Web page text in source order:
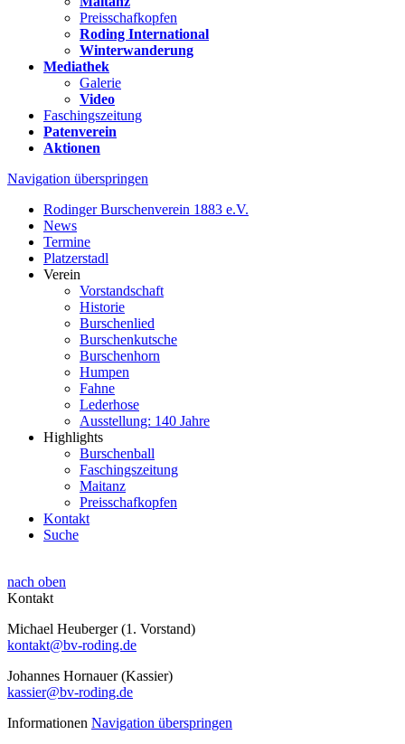
Preisschafkopfen
Roding International
Winterwanderung
Mediathek
Galerie
Video
Faschingszeitung
Patenverein
Aktionen
Navigation überspringen
Rodinger Burschenverein 1883 e.V.
News
Termine
Platzerstadl
Verein
Vorstandschaft
Historie
Burschenlied
Burschenkutsche
Burschenhorn
Humpen
Fahne
Lederhose
Ausstellung: 140 Jahre
Highlights
Burschenball
Faschingszeitung
Maitanz
Preisschafkopfen
Kontakt
Suche
nach oben
Kontakt
Michael Heuberger (1. Vorstand)
kontakt@bv-roding.de
Johannes Hornauer (Kassier)
kassier@bv-roding.de
Informationen Navigation überspringen